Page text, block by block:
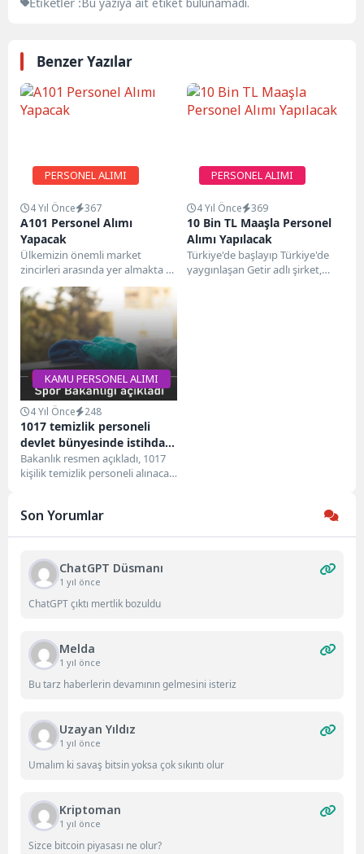
Bu yazıya ait etiket bulunamadı.
Benzer Yazılar
PERSONEL ALIMI
4 Yıl Önce 367
A101 Personel Alımı
Yapacak
Ülkemizin önemli market
zincirleri arasında yer almakta ve
Türkiye'nin 81 ilinin tüm
ilçelerinde 10 bini...
PERSONEL ALIMI
4 Yıl Önce 369
10 Bin TL Maaşla Personel
Alımı Yapılacak
Türkiye'de başlayıp Türkiye'de
yaygınlaşan Getir adlı şirket,
KAMU PERSONEL ALIMI
4 Yıl Önce 248
1017 temizlik personeli
devlet bünyesinde istihdam
edilecek
Bakanlık resmen açıkladı, 1017
kişilik temizlik personeli alınacak.
Son Yorumlar
ChatGPT Düsmanı
1 yıl önce
ChatGPT çıktı mertlik bozuldu
Melda
1 yıl önce
Bu tarz haberlerin devamının gelmesini isteriz
Uzayan Yıldız
1 yıl önce
Umalım ki savaş bitsin yoksa çok sıkıntı olur
Kriptoman
1 yıl önce
Sizce bitcoin piyasası ne olur?